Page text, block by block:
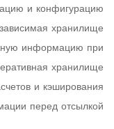
и конфигурацию
хранилище
информацию при
хранилище
и кэширования
перед отсылкой.